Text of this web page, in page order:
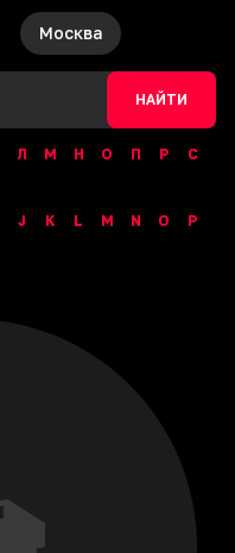
Москва
НАЙТИ
Л М Н О П Р
С
J K L M N O
P